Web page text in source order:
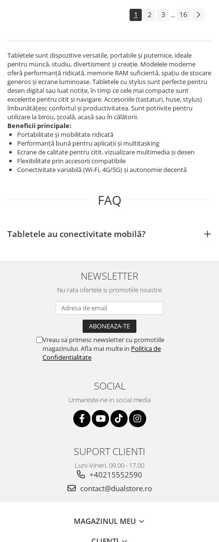
1 2 3 ... 16
Tabletele sunt dispozitive versatile, portabile și puternice, ideale
pentru muncă, studiu, divertisment și creație. Modelele moderne
oferă performanță ridicată, memorie RAM suficientă, spațiu de stocare
generos și ecrane luminoase. Tabletele cu stylus sunt perfecte pentru
desen digital sau luat notițe, în timp ce cele mai compacte sunt
excelente pentru citit și navigare. Accesoriile (tastaturi, huse, stylus)
îmbunătățesc confortul și productivitatea. Sunt potrivite pentru
utilizare la birou, școală, acasă sau în călătorii.
Beneficii principale:
Portabilitate și mobilitate ridicată
Performanță bună pentru aplicații și multitasking
Ecrane de calitate pentru citit, vizualizare multimedia și desen
Flexibilitate prin accesorii compatibile
Conectivitate variabilă (Wi‑Fi, 4G/5G) și autonomie decentă
FAQ
Tabletele au conectivitate mobilă?
NEWSLETTER
Nu rata ofertele si promotiile noastre
Vreau sa primesc newsletter cu promotiile
magazinului. Afla mai multe in Politica de
Confidentialitate
SOCIAL
Urmareste-ne in social media
SUPORT CLIENTI
Luni-Vineri, 09.00 - 17.00
+40215552590
contact@dualstore.ro
MAGAZINUL MEU